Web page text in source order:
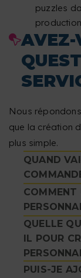
puzzles
AVEZ-
Nous
que la création
plus simple.
QUAND
COMMENT
QUELLE
IL POUR
PUIS-JE